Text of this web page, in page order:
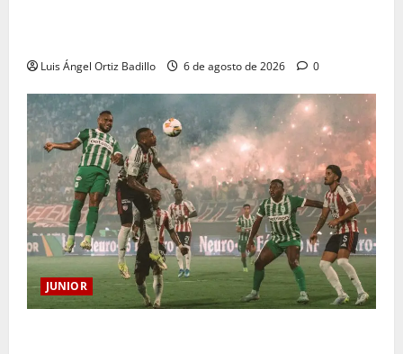
Luis Ángel Ortiz Badillo 6 de agosto de 2026 0
JUNIOR